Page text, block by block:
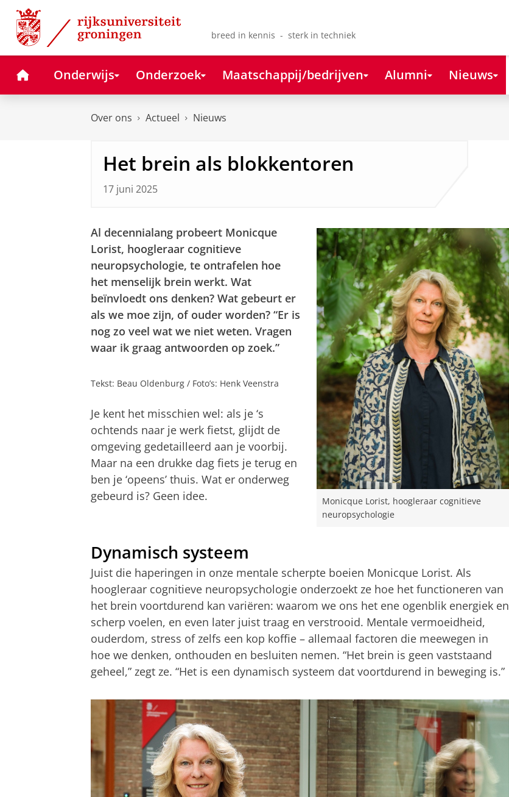
Skip
Content
Skip
Navigation
breed in kennis - sterk in techniek
HomeOnderwijs Onderzoek Maatschappij/bedrijven Alumni Nieuws
Over ons Actueel Nieuws
Het brein als blokkentoren
17 juni 2025
Monicque Lorist, hoogleraar cognitieve
neuropsychologie
Al decennialang probeert Monicque
Lorist, hoogleraar cognitieve
neuropsychologie, te ontrafelen hoe
het menselijk brein werkt. Wat
beïnvloedt ons denken? Wat gebeurt er
als we moe zijn, of ouder worden? “Er is
nog zo veel wat we niet weten. Vragen
waar ik graag antwoorden op zoek.”
Tekst: Beau Oldenburg / Foto’s: Henk Veenstra
Je kent het misschien wel: als je ‘s
ochtends naar je werk fietst, glijdt de
omgeving gedetailleerd aan je voorbij.
Maar na een drukke dag fiets je terug en
ben je ‘opeens’ thuis. Wat er onderweg
gebeurd is? Geen idee.
Dynamisch systeem
Juist die haperingen in onze mentale scherpte boeien Monicque Lorist. Als
hoogleraar cognitieve neuropsychologie onderzoekt ze hoe het functioneren van
het brein voortdurend kan variëren: waarom we ons het ene ogenblik energiek en
scherp voelen, en even later juist traag en verstrooid. Mentale vermoeidheid,
ouderdom, stress of zelfs een kop koffie – allemaal factoren die meewegen in
hoe we denken, onthouden en besluiten nemen. “Het brein is geen vaststaand
geheel,” zegt ze. “Het is een dynamisch systeem dat voortdurend in beweging is.”